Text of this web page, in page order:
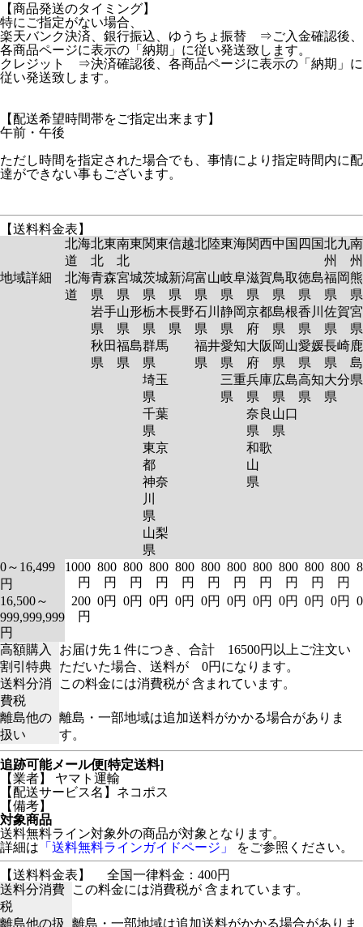
【商品発送のタイミング】
特にご指定がない場合、
楽天バンク決済、銀行振込、ゆうちょ振替 ⇒ご入金確認後、
各商品ページに表示の「納期」に従い発送致します。
クレジット ⇒決済確認後、各商品ページに表示の「納期」に
従い発送致します。
【配送希望時間帯をご指定出来ます】
午前・午後
ただし時間を指定された場合でも、事情により指定時間内に配
達ができない事もございます。
【送料料金表】
北海
道
北東
北
南東
北
関東信越北陸東海関西中国 四国北九
州
州
地域詳細
北海
道
青森
県
岩手
県
秋田
県
宮城
県
山形
県
福島
県
茨城
県
栃木
県
群馬
県
埼玉
県
千葉
県
東京
都
神奈
川
県
山梨
県
新潟
県
長野
県
富山
県
石川
県
福井
県
岐阜
県
静岡
県
愛知
県
三重
県
滋賀
県
京都
府
大阪
府
兵庫
県
奈良
県
和歌
山
県
鳥取
県
島根
県
岡山
県
広島
県
山口
県
徳島
県
香川
県
愛媛
県
高知
県
福岡
県
佐賀
県
長崎
県
大分
県
島
0～16,499
円
1000
円
800
円
800
円
800
円
800
円
800
円
800
円
800
円
800
円
800
円
800
円
16,500～
999,999,999
円
200
円
0円 0円 0円 0円 0円 0円 0円 0円 0円 0円
高額購入
割引特典
お届け先１件につき、合計 16500円以上ご注文い
ただいた場合、送料が 0円になります。
送料分消
費税
この料金には消費税が 含まれています。
離島他の
扱い
離島・一部地域は追加送料がかかる場合がありま
す。
追跡可能メール便[特定送料]
【業者】 ヤマト運輸
【配送サービス名】ネコポス
【備考】
対象商品
送料無料ライン対象外の商品が対象となります。
詳細は 「送料無料ラインガイドページ」
をご参照ください。
【送料料金表】
全国一律料金：400円
送料分消費
税
この料金には消費税が 含まれています。
離島他の扱 離島・一部地域は追加送料がかかる場合がありま